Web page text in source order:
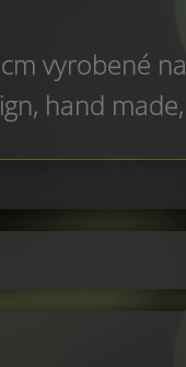
vyrobené na
hand made,